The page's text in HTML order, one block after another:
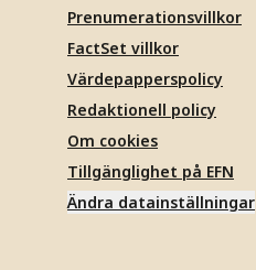
Prenumerationsvillkor
FactSet villkor
Värdepapperspolicy
Redaktionell policy
Om cookies
Tillgänglighet på EFN
Ändra datainställningar